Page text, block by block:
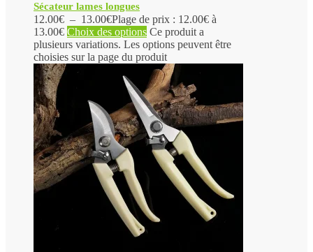
Sécateur lames longues
12.00€ – 13.00€Plage de prix : 12.00€ à
13.00€ Choix des options Ce produit a
plusieurs variations. Les options peuvent être
choisies sur la page du produit